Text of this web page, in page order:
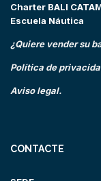
Charter BALI
Escuela Náutica
¿Quiere vender su
Política de
Aviso legal.
CONTACTE